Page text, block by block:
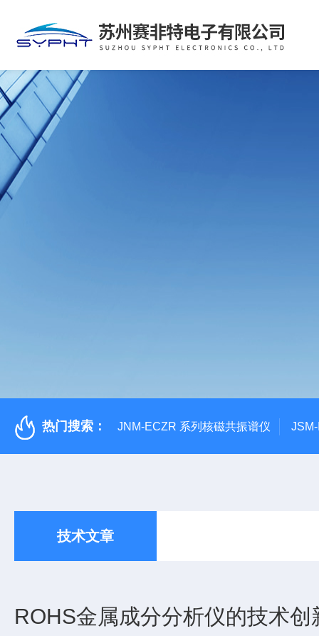
热门搜索： JNM-ECZR 系列核磁共振谱仪
技术文章
ROHS金属成分分析仪的技术创